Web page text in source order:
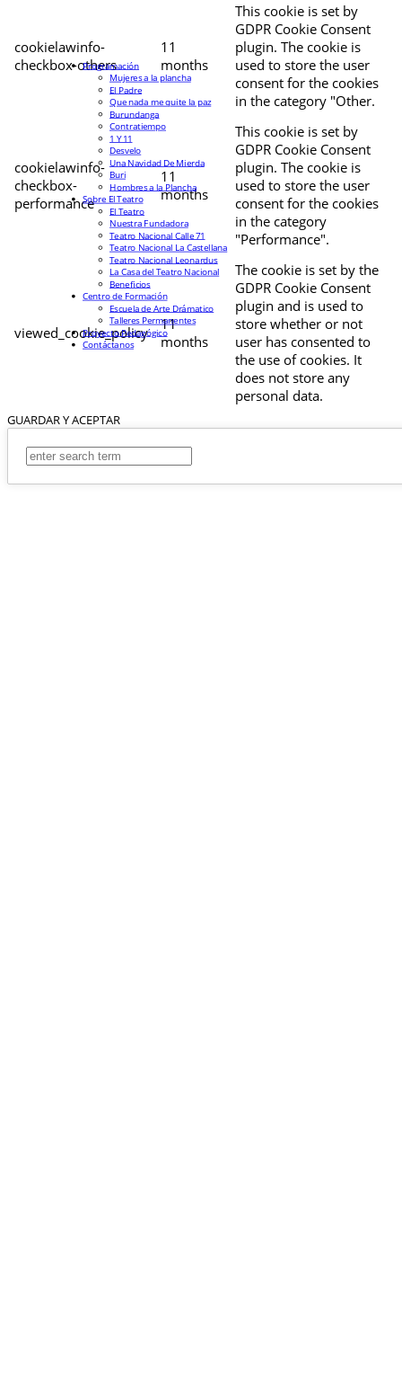
cookielawinfo-
checkbox-others
11
months
This cookie is set by
GDPR Cookie Consent
plugin. The cookie is
used to store the user
consent for the cookies
in the category "Other.
cookielawinfo-
checkbox-
performance
11
months
This cookie is set by
GDPR Cookie Consent
plugin. The cookie is
used to store the user
consent for the cookies
in the category
"Performance".
viewed_cookie_policy
11
months
The cookie is set by the
GDPR Cookie Consent
plugin and is used to
store whether or not
user has consented to
the use of cookies. It
does not store any
personal data.
GUARDAR Y ACEPTAR
Programación
Mujeres a la plancha
El Padre
Que nada me quite la paz
Burundanga
Contratiempo
1 Y 11
Desvelo
Una Navidad De Mierda
Buri
Hombres a la Plancha
Sobre El Teatro
El Teatro
Nuestra Fundadora
Teatro Nacional Calle 71
Teatro Nacional La Castellana
Teatro Nacional Leonardus
La Casa del Teatro Nacional
Beneficios
Centro de Formación
Escuela de Arte Drámatico
Talleres Permanentes
Proyecto Pedagógico
Contáctanos